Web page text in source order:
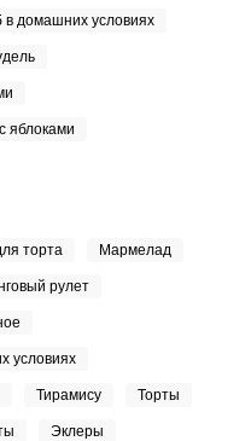
в домашних условиях
яблоками
торта Мармелад
рулет
условиях
Тирамису Торты
Эклеры
ШАГ